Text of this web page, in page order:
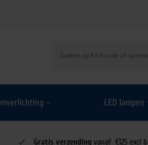
LED lampen
Gratis verzending vanaf €125 excl